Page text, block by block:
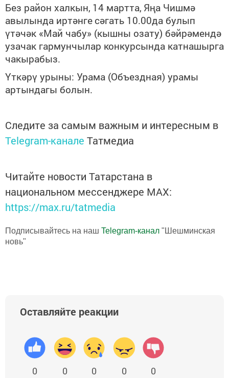
Без район халкын, 14 мартта, Яңа Чишмә
авылында иртәнге сәгать 10.00да булып
үтәчәк «Май чабу» (кышны озату) бәйрәмендә
узачак гармунчылар конкурсында катнашырга
чакырабыз.
Үткәрү урыны: Урама (Объездная) урамы
артындагы болын.
Следите за самым важным и интересным в
Telegram-канале Татмедиа
Читайте новости Татарстана в
национальном мессенджере MАХ:
https://max.ru/tatmedia
Подписывайтесь на наш Telegram-канал "Шешминская
новь"
Оставляйте реакции
0 0 0 0 0